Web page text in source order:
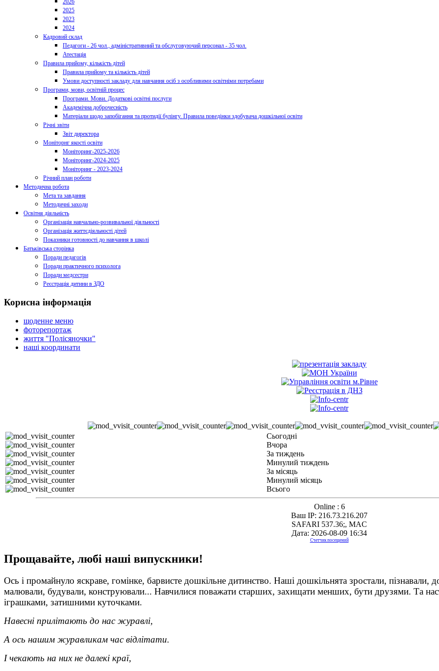
2026
2025
2023
2024
Кадровий склад
Педагоги - 26 чол., адміністративний та обслуговуючий персонал - 35 чол.
Атестація
Правила прийому, кількість дітей
Правила прийому та кількість дітей
Умови доступності закладу для навчання осіб з особливими освітніми потребами
Програми, мови, освітній процес
Програми. Мови. Додаткові освітні послуги
Академічна доброчесність
Матеріали щодо запобігання та протидії булінгу. Правила поведінки здобувача дошкільної освіти
Річні звіти
Звіт директора
Моніторнг якості освіти
Моніторинг-2025-2026
Моніторинг-2024-2025
Моніторинг - 2023-2024
Річний план роботи
Методична робота
Мета та завдання
Методичні заходи
Освітня діяльність
Організація навчально-розвивальної діяльності
Організація життєдіяльності дітей
Показники готовності до навчання в школі
Батьківська сторінка
Поради педагогів
Поради практичного психолога
Поради медсестри
Реєстрація дитини в ЗДО
Корисна інформація
щоденне меню
фоторепортаж
життя "Полісяночки"
наші координати
Сьогодні
Вчора
За тиждень
Минулий тиждень
За місяць
Минулий місяць
Всього
Online : 6
Ваш IP: 216.73.216.207
SAFARI 537.36;, MAC
Дата: 2026-08-09 16:34
Счетчик посещений
Прощавайте, любі наші випускники!
Ось і промайнуло яскраве, гомінке, барвисте дошкільне дитинство. Наші дошкільнята зростали, пізнавали,
малювали, будували, конструювали... Навчилися поважати старших, захищати менших, бути друзями. Та
іграшками, затишними куточками.
Навесні прилітають до нас журавлі,
А ось нашим журавликам час відлітати.
І чекають на них не далекі краї,